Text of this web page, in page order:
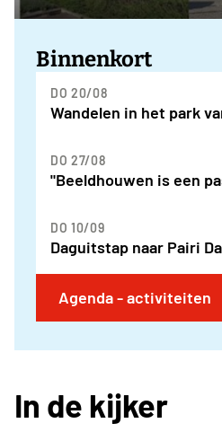
Binnenkort
DO 20/08
Wandelen in het park
DO 27/08
"Beeldhouwen is een
DO 10/09
Daguitstap naar Pairi
Agenda - activiteiten
In de kijker